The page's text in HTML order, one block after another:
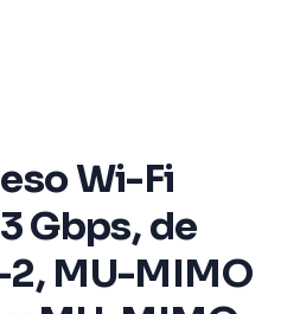
Wi-Fi
Gbps, de
MU-MIMO